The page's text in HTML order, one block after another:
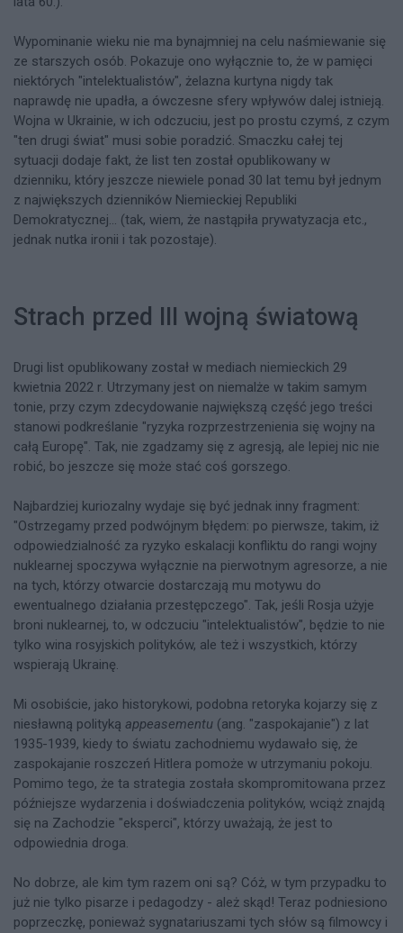
Wypominanie wieku nie ma bynajmniej na celu naśmiewanie się
ze starszych osób. Pokazuje ono wyłącznie to, że w pamięci
niektórych "intelektualistów", żelazna kurtyna nigdy tak
naprawdę nie upadła, a ówczesne sfery wpływów dalej istnieją.
Wojna w Ukrainie, w ich odczuciu, jest po prostu czymś, z czym
"ten drugi świat" musi sobie poradzić. Smaczku całej tej
sytuacji dodaje fakt, że list ten został opublikowany w
dzienniku, który jeszcze niewiele ponad 30 lat temu był jednym
z największych dzienników Niemieckiej Republiki
Demokratycznej... (tak, wiem, że nastąpiła prywatyzacja etc.,
jednak nutka ironii i tak pozostaje).
Strach przed III wojną światową
Drugi list opublikowany został w mediach niemieckich 29
kwietnia 2022 r. Utrzymany jest on niemalże w takim samym
tonie, przy czym zdecydowanie największą część jego treści
stanowi podkreślanie "ryzyka rozprzestrzenienia się wojny na
całą Europę". Tak, nie zgadzamy się z agresją, ale lepiej nic nie
robić, bo jeszcze się może stać coś gorszego.
Najbardziej kuriozalny wydaje się być jednak inny fragment:
"Ostrzegamy przed podwójnym błędem: po pierwsze, takim, iż
odpowiedzialność za ryzyko eskalacji konfliktu do rangi wojny
nuklearnej spoczywa wyłącznie na pierwotnym agresorze, a nie
na tych, którzy otwarcie dostarczają mu motywu do
ewentualnego działania przestępczego". Tak, jeśli Rosja użyje
broni nuklearnej, to, w odczuciu "intelektualistów", będzie to nie
tylko wina rosyjskich polityków, ale też i wszystkich, którzy
wspierają Ukrainę.
Mi osobiście, jako historykowi, podobna retoryka kojarzy się z
niesławną polityką appeasementu (ang. "zaspokajanie") z lat
1935-1939, kiedy to światu zachodniemu wydawało się, że
zaspokajanie roszczeń Hitlera pomoże w utrzymaniu pokoju.
Pomimo tego, że ta strategia została skompromitowana przez
późniejsze wydarzenia i doświadczenia polityków, wciąż znajdą
się na Zachodzie "eksperci", którzy uważają, że jest to
odpowiednia droga.
No dobrze, ale kim tym razem oni są? Cóż, w tym przypadku to
już nie tylko pisarze i pedagodzy - ależ skąd! Teraz podniesiono
poprzeczkę, ponieważ sygnatariuszami tych słów są filmowcy i